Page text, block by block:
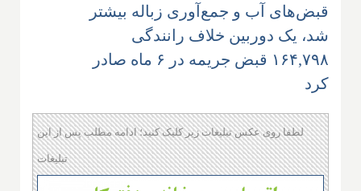
قبض‌های آب و جمع‌آوری زباله بیشتر
شد، یک دوربین خلاف رانندگی
۱۶۴,۷۹۸ قبض جریمه در ۶ ماه صادر
کرد
لطفا روی عکس تبلیغات زیر کلیک کنید؛ ادامه مطلب پس از این
تبلیغات